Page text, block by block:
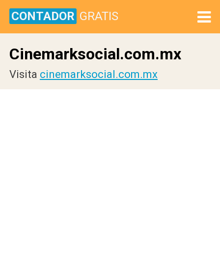
CONTADOR GRATIS
Cinemarksocial.com.mx
Visita cinemarksocial.com.mx